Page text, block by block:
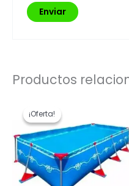
Productos
¡Oferta!
¡Oferta!precio
original
era:
$ 21.100,00.
es:
$